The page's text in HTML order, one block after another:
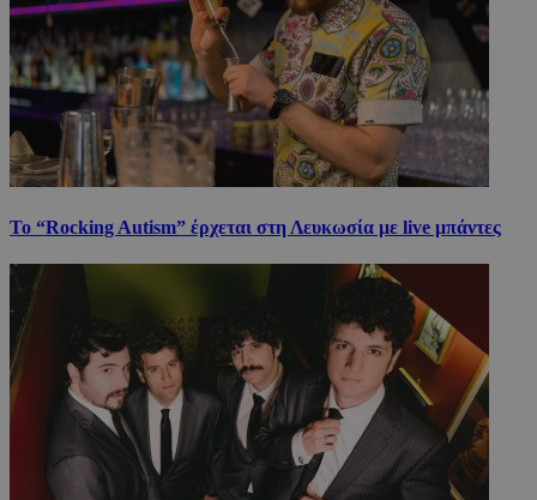
Το “Rocking Autism” έρχεται στη Λευκωσία με live μπάντες